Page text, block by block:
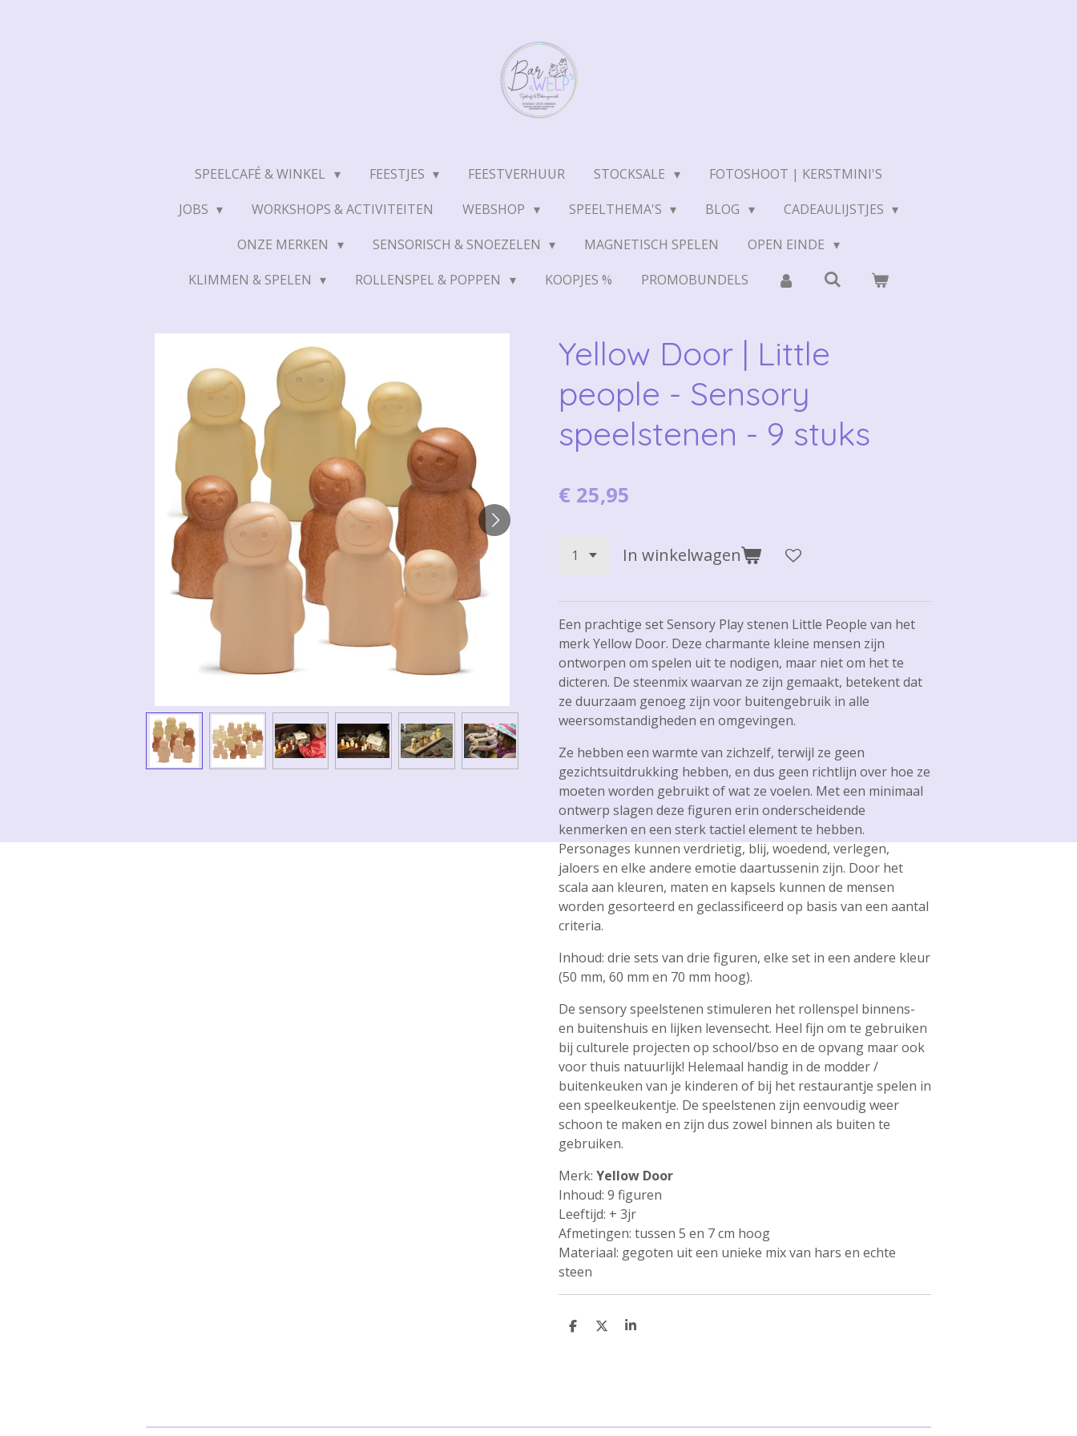
SPEELCAFÉ & WINKEL FEESTJES FEESTVERHUUR STOCKSALE
FOTOSHOOT | KERSTMINI'S
JOBS
WORKSHOPS & ACTIVITEITEN WEBSHOP SPEELTHEMA'S BLOG
CADEAULIJSTJES
ONZE MERKEN
SENSORISCH & SNOEZELEN MAGNETISCH SPELEN
OPEN EINDE
KLIMMEN & SPELEN
ROLLENSPEL & POPPEN KOOPJES % PROMOBUNDELS
Yellow Door | Little
people - Sensory
speelstenen - 9 stuks
€ 25,95
In winkelwagen
Een prachtige set Sensory Play stenen Little People van het
merk Yellow Door. Deze charmante kleine mensen zijn
ontworpen om spelen uit te nodigen, maar niet om het te
dicteren. De steenmix waarvan ze zijn gemaakt, betekent dat
ze duurzaam genoeg zijn voor buitengebruik in alle
weersomstandigheden en omgevingen.
Ze hebben een warmte van zichzelf, terwijl ze geen
gezichtsuitdrukking hebben, en dus geen richtlijn over hoe ze
moeten worden gebruikt of wat ze voelen. Met een minimaal
ontwerp slagen deze figuren erin onderscheidende
kenmerken en een sterk tactiel element te hebben.
Personages kunnen verdrietig, blij, woedend, verlegen,
jaloers en elke andere emotie daartussenin zijn. Door het
scala aan kleuren, maten en kapsels kunnen de mensen
worden gesorteerd en geclassificeerd op basis van een aantal
criteria.
Inhoud: drie sets van drie figuren, elke set in een andere kleur
(50 mm, 60 mm en 70 mm hoog).
De sensory speelstenen stimuleren het rollenspel binnens-
en buitenshuis en lijken levensecht. Heel fijn om te gebruiken
bij culturele projecten op school/bso en de opvang maar ook
voor thuis natuurlijk! Helemaal handig in de modder /
buitenkeuken van je kinderen of bij het restaurantje spelen in
een speelkeukentje. De speelstenen zijn eenvoudig weer
schoon te maken en zijn dus zowel binnen als buiten te
gebruiken.
Merk: Yellow Door
Inhoud: 9 figuren
Leeftijd: + 3jr
Afmetingen: tussen 5 en 7 cm hoog
Materiaal: gegoten uit een unieke mix van hars en echte
steen
D
D
S